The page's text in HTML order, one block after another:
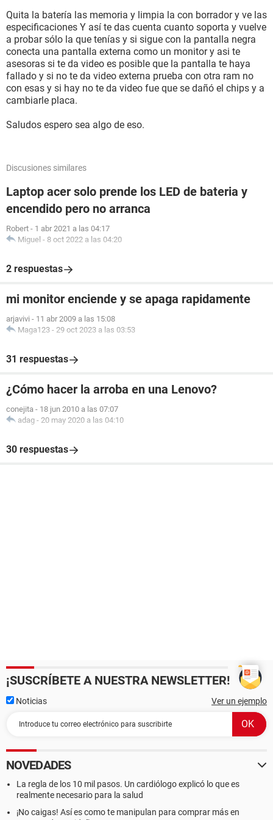
Quita la batería las memoria y limpia la con borrador y ve las
especificaciones Y así te das cuenta cuanto soporta y vuelve
a probar sólo la que tenías y si sigue con la pantalla negra
conecta una pantalla externa como un monitor y asi te
asesoras si te da video es posible que la pantalla te haya
fallado y si no te da video externa prueba con otra ram no
con esas y si hay no te da video fue que se dañó el chips y a
cambiarle placa.
Saludos espero sea algo de eso.
Discusiones similares
Laptop acer solo prende los LED de bateria y
encendido pero no arranca
Robert - 1 abr 2021 a las 04:17
Miguel - 8 oct 2022 a las 04:20
2 respuestas
mi monitor enciende y se apaga rapidamente
arjavivi - 11 abr 2009 a las 15:08
Maga123 - 29 oct 2023 a las 03:53
31 respuestas
¿Cómo hacer la arroba en una Lenovo?
conejita - 18 jun 2010 a las 07:07
adag - 20 may 2020 a las 04:10
30 respuestas
¡SUSCRÍBETE A NUESTRA NEWSLETTER!
Noticias Ver un ejemplo
NOVEDADES
La regla de los 10 mil pasos. Un cardiólogo explicó lo que es
realmente necesario para la salud
¡No caigas! Así es como te manipulan para comprar más en